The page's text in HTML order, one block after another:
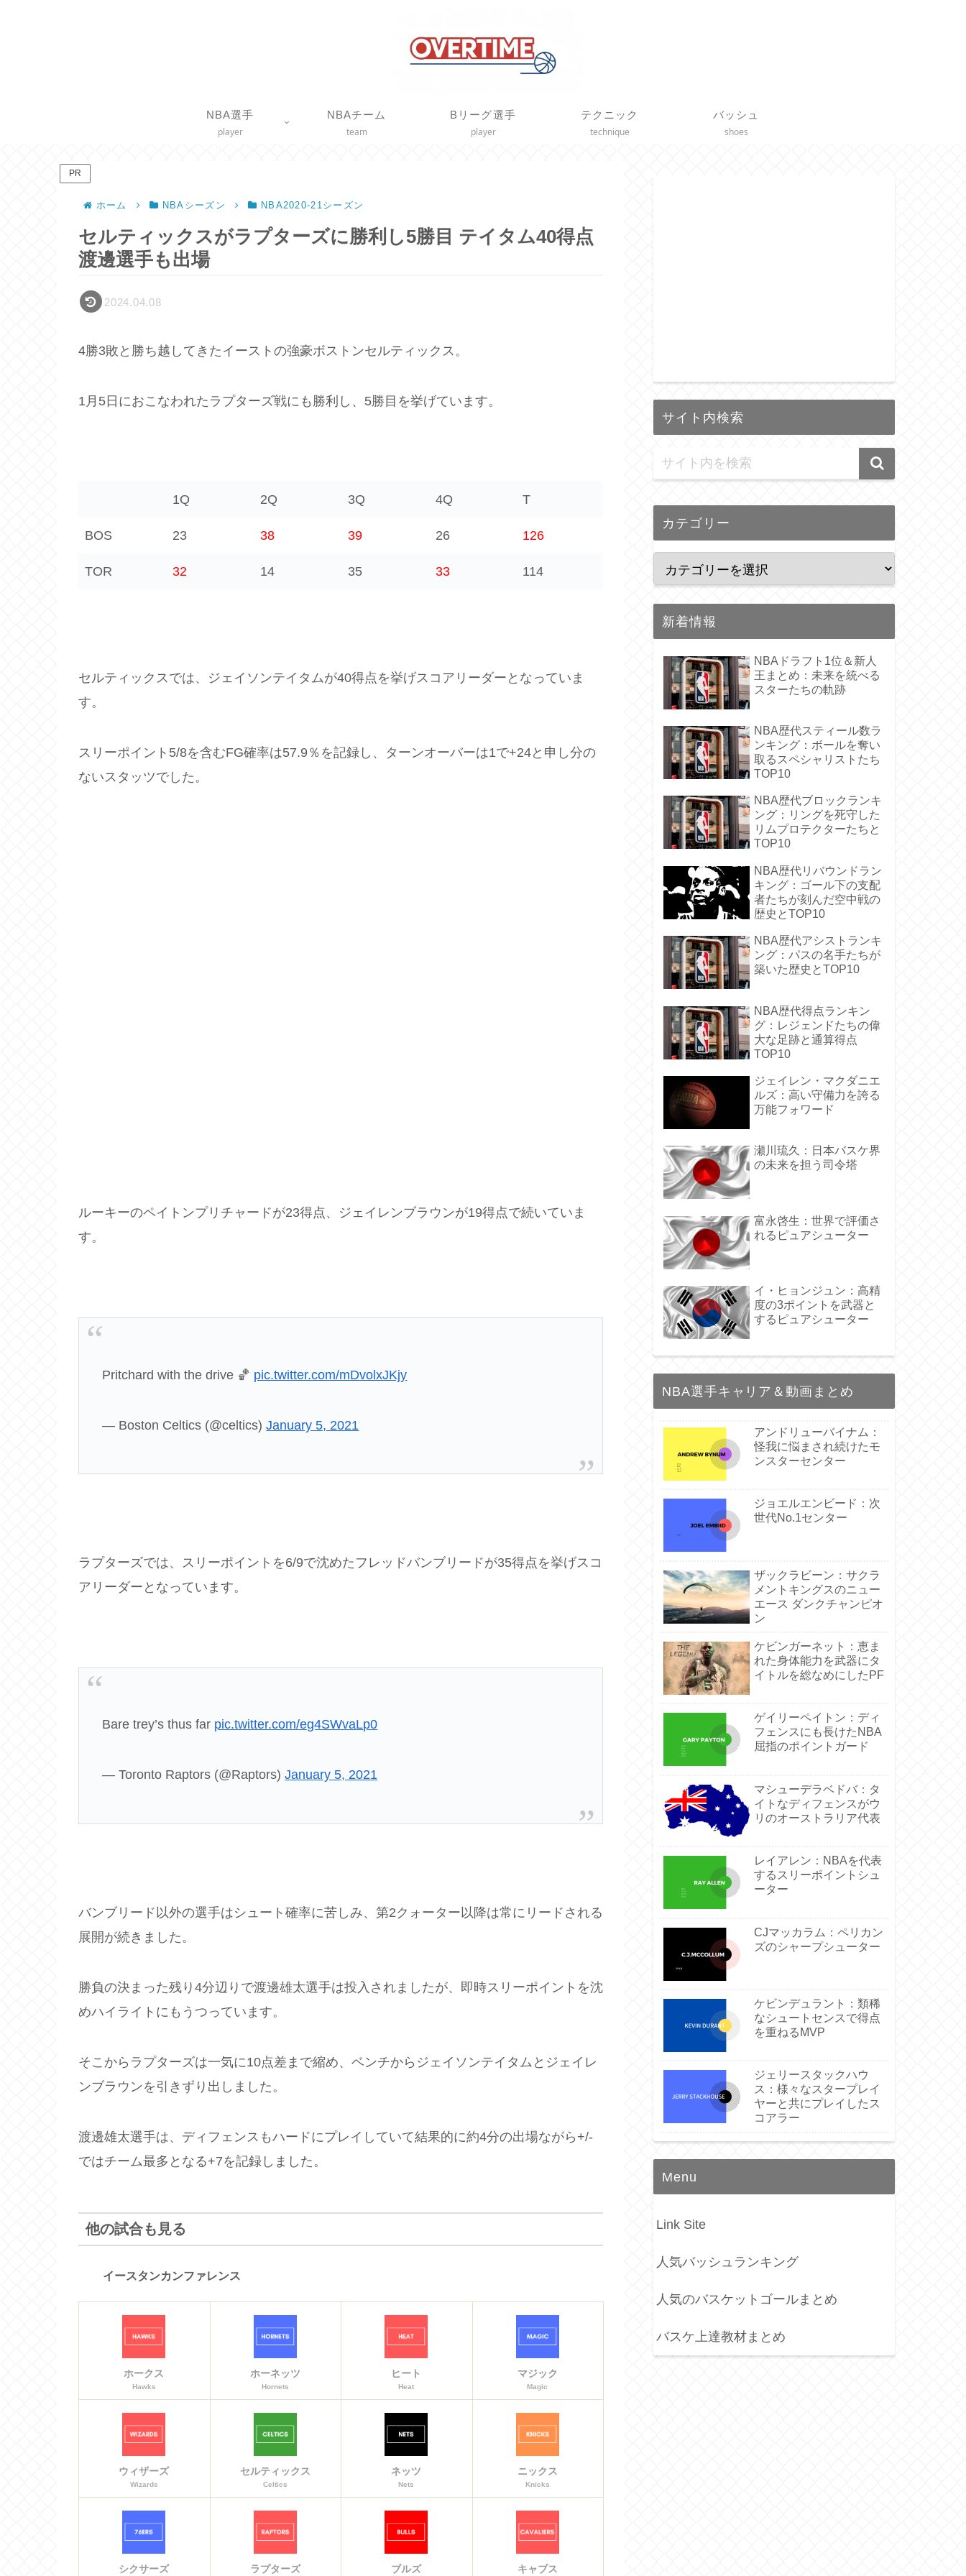
NBA選手
player
NBAチーム
team
Bリーグ選手
player
テクニック
technique
バッシュ
shoes
PR
ホーム NBAシーズン NBA2020-21シーズン
セルティックスがラプターズに勝利し5勝目 テイタム40得点
渡邊選手も出場
2024.04.08
4勝3敗と勝ち越してきたイーストの強豪ボストンセルティックス。
1月5日におこなわれたラプターズ戦にも勝利し、5勝目を挙げています。
1Q 2Q 3Q 4Q T
BOS 23 38 39 26 126
TOR 32 14 35 33 114
セルティックスでは、ジェイソンテイタムが40得点を挙げスコアリーダーとなっていま
す。
スリーポイント5/8を含むFG確率は57.9％を記録し、ターンオーバーは1で+24と申し分の
ないスタッツでした。
ルーキーのペイトンプリチャードが23得点、ジェイレンブラウンが19得点で続いていま
す。
Pritchard with the drive 🏀 pic.twitter.com/mDvolxJKjy
— Boston Celtics (@celtics)January 5, 2021
ラプターズでは、スリーポイントを6/9で沈めたフレッドバンブリードが35得点を挙げスコ
アリーダーとなっています。
Bare trey’s thus far pic.twitter.com/eg4SWvaLp0
— Toronto Raptors (@Raptors)January 5, 2021
バンブリード以外の選手はシュート確率に苦しみ、第2クォーター以降は常にリードされる
展開が続きました。
勝負の決まった残り4分辺りで渡邊雄太選手は投入されましたが、即時スリーポイントを沈
めハイライトにもうつっています。
そこからラプターズは一気に10点差まで縮め、ベンチからジェイソンテイタムとジェイレ
ンブラウンを引きずり出しました。
渡邊雄太選手は、ディフェンスもハードにプレイしていて結果的に約4分の出場ながら+/-
ではチーム最多となる+7を記録しました。
他の試合も見る
イースタンカンファレンス
ホークス
Hawks
ホーネッツ
Hornets
ヒート
Heat
マジック
Magic
ウィザーズ
Wizards
セルティックス
Celtics
ネッツ
Nets
ニックス
Knicks
シクサーズ ラプターズ ブルズ キャブス
サイト内検索
カテゴリー
新着情報
NBAドラフト1位＆新人
王まとめ：未来を統べる
スターたちの軌跡
NBA歴代スティール数ラ
ンキング：ボールを奪い
取るスペシャリストたち
TOP10
NBA歴代ブロックランキ
ング：リングを死守した
リムプロテクターたちと
TOP10
NBA歴代リバウンドラン
キング：ゴール下の支配
者たちが刻んだ空中戦の
歴史とTOP10
NBA歴代アシストランキ
ング：パスの名手たちが
築いた歴史とTOP10
NBA歴代得点ランキン
グ：レジェンドたちの偉
大な足跡と通算得点
TOP10
ジェイレン・マクダニエ
ルズ：高い守備力を誇る
万能フォワード
瀬川琉久：日本バスケ界
の未来を担う司令塔
富永啓生：世界で評価さ
れるピュアシューター
イ・ヒョンジュン：高精
度の3ポイントを武器と
するピュアシューター
NBA選手キャリア＆動画まとめ
アンドリューバイナム：
怪我に悩まされ続けたモ
ンスターセンター
ジョエルエンビード：次
世代No.1センター
ザックラビーン：サクラ
メントキングスのニュー
エース ダンクチャンピオ
ン
ケビンガーネット：恵ま
れた身体能力を武器にタ
イトルを総なめにしたPF
ゲイリーペイトン：ディ
フェンスにも長けたNBA
屈指のポイントガード
マシューデラベドバ：タ
イトなディフェンスがウ
リのオーストラリア代表
レイアレン：NBAを代表
するスリーポイントシュ
ーター
CJマッカラム：ペリカン
ズのシャープシューター
ケビンデュラント：類稀
なシュートセンスで得点
を重ねるMVP
ジェリースタックハウ
ス：様々なスタープレイ
ヤーと共にプレイしたス
コアラー
Menu
Link Site
人気バッシュランキング
人気のバスケットゴールまとめ
バスケ上達教材まとめ